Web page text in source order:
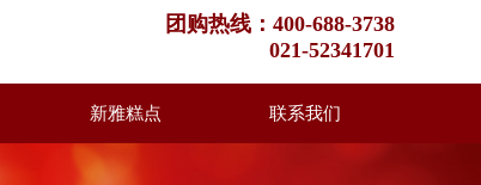
团购热线：400-688-3738
021-52341701
新雅糕点 联系我们